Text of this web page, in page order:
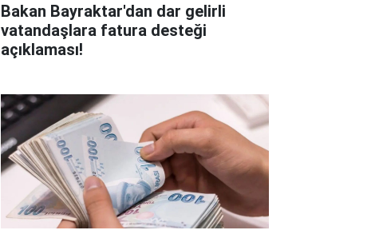
Bakan Bayraktar'dan dar gelirli
vatandaşlara fatura desteği
açıklaması!